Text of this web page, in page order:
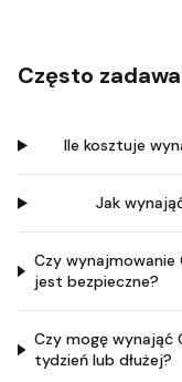
Często
Ile kosztuje
Jak
Czy wynajmowanie
jest bezpieczne?
Czy mogę wynająć
tydzień lub dłużej?